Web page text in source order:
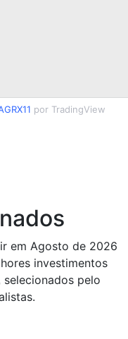
por TradingView
em Agosto de 2026
investimentos
pelo